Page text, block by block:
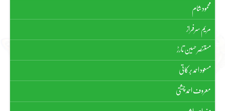
محمود شام
مریم سرفراز
مستنصر حسین تارڑ
مسعود احمد برکاتی
معروف احمد چشتی